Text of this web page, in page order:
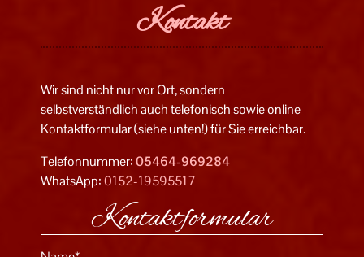
Kontakt
Wir sind nicht nur vor Ort, sondern
selbstverständlich auch telefonisch sowie online
Kontaktformular (siehe unten!) für Sie erreichbar.
Telefonnummer:05464-969284
WhatsApp:0152-19595517
Kontaktformular